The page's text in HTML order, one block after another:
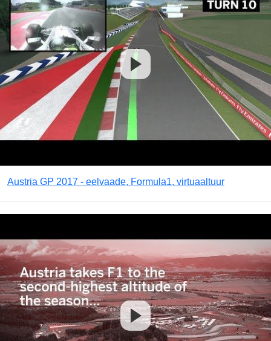
Austria GP 2017 - eelvaade, Formula1, virtuaaltuur